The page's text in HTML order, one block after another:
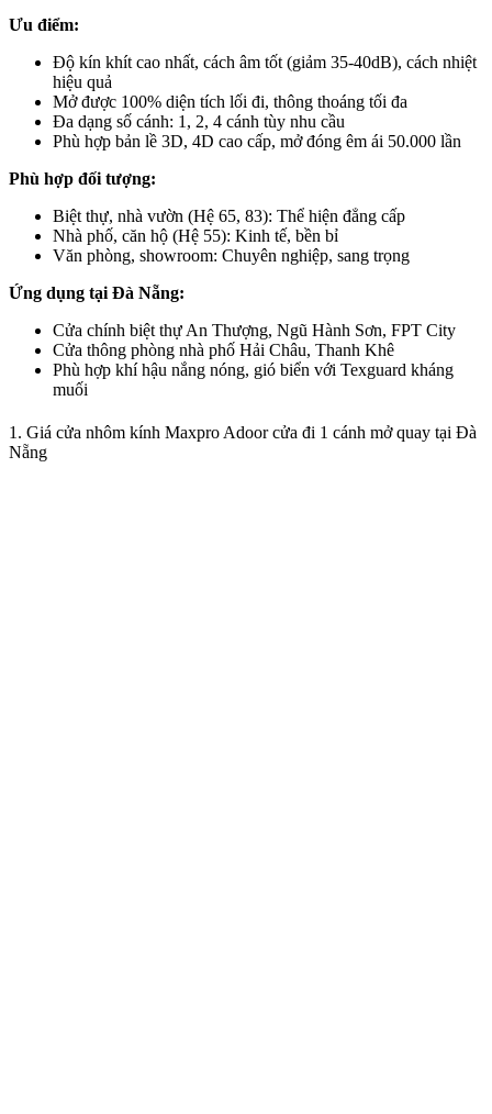
Ưu điểm:
Độ kín khít cao nhất, cách âm tốt (giảm 35-40dB), cách nhiệt
hiệu quả
Mở được 100% diện tích lối đi, thông thoáng tối đa
Đa dạng số cánh: 1, 2, 4 cánh tùy nhu cầu
Phù hợp bản lề 3D, 4D cao cấp, mở đóng êm ái 50.000 lần
Phù hợp đối tượng:
Biệt thự, nhà vườn (Hệ 65, 83): Thể hiện đẳng cấp
Nhà phố, căn hộ (Hệ 55): Kinh tế, bền bỉ
Văn phòng, showroom: Chuyên nghiệp, sang trọng
Ứng dụng tại Đà Nẵng:
Cửa chính biệt thự An Thượng, Ngũ Hành Sơn, FPT City
Cửa thông phòng nhà phố Hải Châu, Thanh Khê
Phù hợp khí hậu nắng nóng, gió biển với Texguard kháng
muối
1. Giá cửa nhôm kính Maxpro Adoor cửa đi 1 cánh mở quay tại Đà
Nẵng